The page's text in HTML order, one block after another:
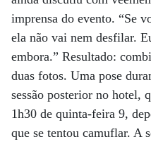
imprensa do evento. “Se
ela não vai nem desfilar.
embora.” Resultado:
duas fotos. Uma pose
sessão posterior no hotel,
1h30 de quinta-feira 9,
que se tentou camuflar. A